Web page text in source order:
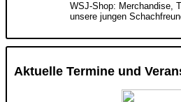
WSJ-Shop: Merchandise,
unsere jungen
Aktuelle Termine und